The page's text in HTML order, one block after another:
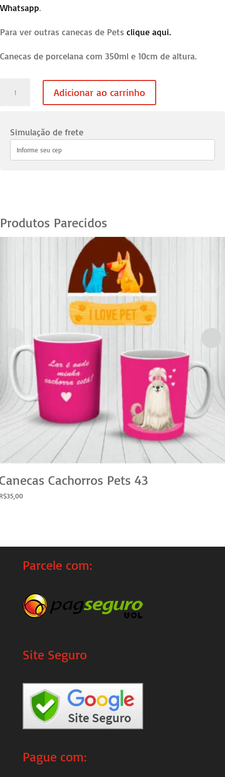
Whatsapp.
Para ver outras canecas de Pets clique aqui.
Canecas de porcelana com 350ml e 10cm de altura.
quantidade
Adicionar ao carrinho
Simulação de frete
Produtos Parecidos
Cachorros Pets 43
35,00
Parcele com:
Site Seguro
Pague com: